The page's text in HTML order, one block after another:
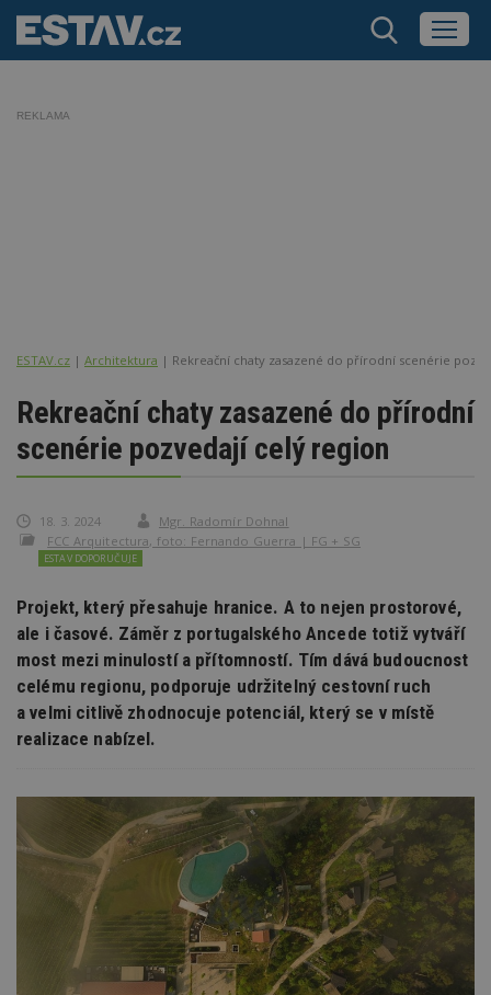
REKLAMA
ESTAV.cz Architektura Rekreační chaty zasazené do přírodní scenérie
Rekreační chaty zasazené do přírodní
scenérie pozvedají celý region
18. 3. 2024
Mgr. Radomír Dohnal
FCC Arquitectura, foto: Fernando Guerra | FG + SG
ESTAV DOPORUČUJE
Projekt, který přesahuje hranice. A to nejen prostorové,
ale i časové. Záměr z portugalského Ancede totiž vytváří
most mezi minulostí a přítomností. Tím dává budoucnost
celému regionu, podporuje udržitelný cestovní ruch
a velmi citlivě zhodnocuje potenciál, který se v místě
realizace nabízel.